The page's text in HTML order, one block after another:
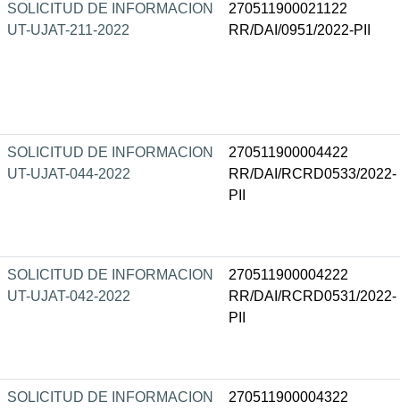
SOLICITUD DE INFORMACION
UT-UJAT-211-2022
270511900021122
RR/DAI/0951/2022-PII
SOLICITUD DE INFORMACION
UT-UJAT-044-2022
270511900004422
RR/DAI/RCRD0533/2022-
PII
SOLICITUD DE INFORMACION
UT-UJAT-042-2022
270511900004222
RR/DAI/RCRD0531/2022-
PII
SOLICITUD DE INFORMACION
270511900004322